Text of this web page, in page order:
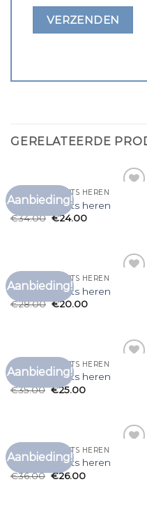
GERELATEERDE
Aanbieding!
BLAUWE T SHIRTS HEREN
blauwe t shirts heren
€34.00 €24.00
Aanbieding!
BLAUWE T SHIRTS HEREN
blauwe t shirts heren
€28.00 €20.00
Aanbieding!
BLAUWE T SHIRTS HEREN
blauwe t shirts heren
€35.00 €25.00
Aanbieding!
BLAUWE T SHIRTS HEREN
blauwe t shirts heren
€36.00 €26.00